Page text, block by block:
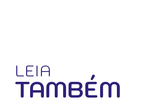
LEIA
TAMBÉM